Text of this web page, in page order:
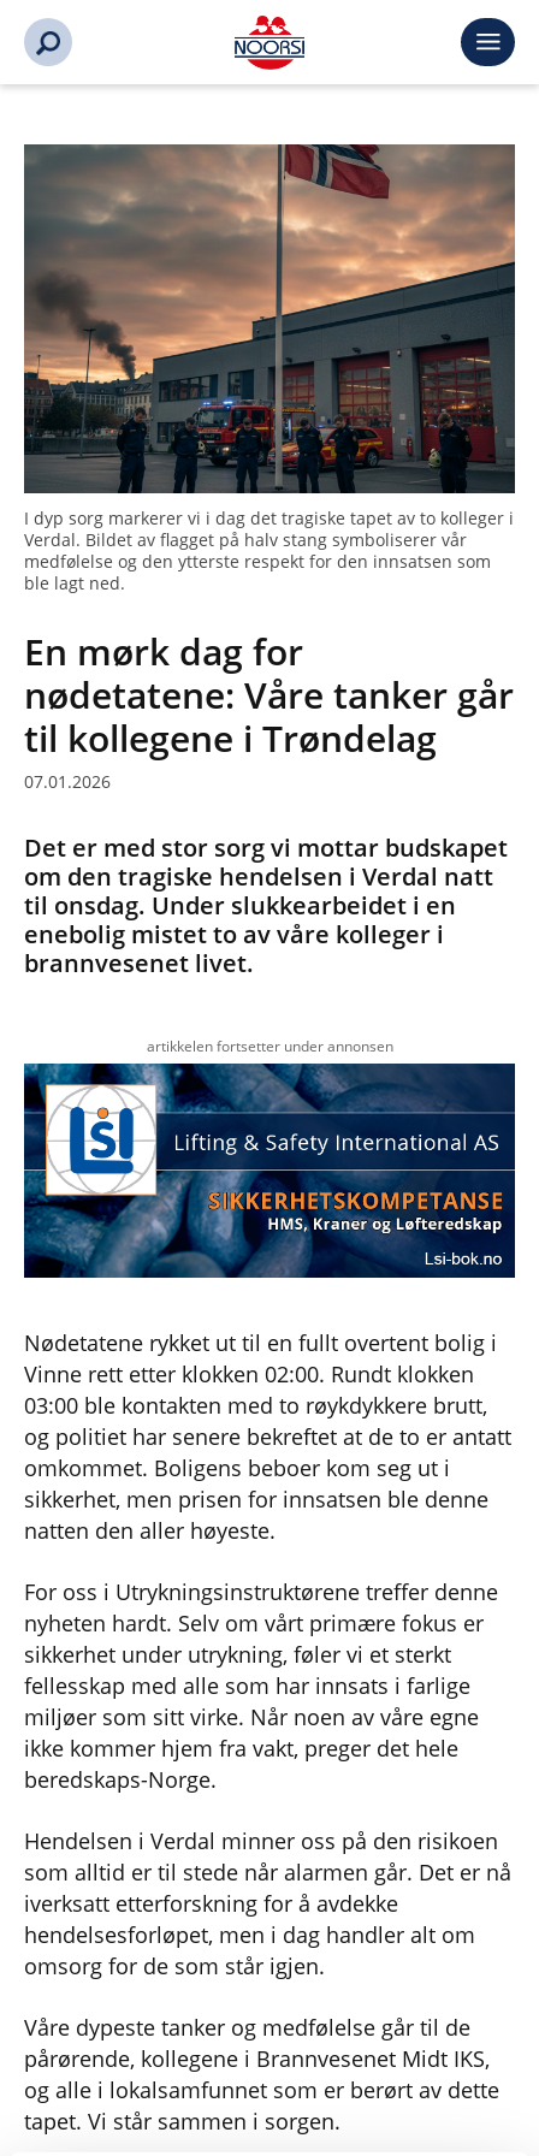
I dyp sorg markerer vi i dag det tragiske tapet av to kolleger i
Verdal. Bildet av flagget på halv stang symboliserer vår
medfølelse og den ytterste respekt for den innsatsen som
ble lagt ned.
En mørk dag for
nødetatene: Våre tanker går
til kollegene i Trøndelag
07.01.2026
Det er med stor sorg vi mottar budskapet
om den tragiske hendelsen i Verdal natt
til onsdag. Under slukkearbeidet i en
enebolig mistet to av våre kolleger i
brannvesenet livet.
artikkelen fortsetter under annonsen
Nødetatene rykket ut til en fullt overtent bolig i
Vinne rett etter klokken 02:00. Rundt klokken
03:00 ble kontakten med to røykdykkere brutt,
og politiet har senere bekreftet at de to er antatt
omkommet. Boligens beboer kom seg ut i
sikkerhet, men prisen for innsatsen ble denne
natten den aller høyeste.
For oss i Utrykningsinstruktørene treffer denne
nyheten hardt. Selv om vårt primære fokus er
sikkerhet under utrykning, føler vi et sterkt
fellesskap med alle som har innsats i farlige
miljøer som sitt virke. Når noen av våre egne
ikke kommer hjem fra vakt, preger det hele
beredskaps-Norge.
Hendelsen i Verdal minner oss på den risikoen
som alltid er til stede når alarmen går. Det er nå
iverksatt etterforskning for å avdekke
hendelsesforløpet, men i dag handler alt om
omsorg for de som står igjen.
Våre dypeste tanker og medfølelse går til de
pårørende, kollegene i Brannvesenet Midt IKS,
og alle i lokalsamfunnet som er berørt av dette
tapet. Vi står sammen i sorgen.